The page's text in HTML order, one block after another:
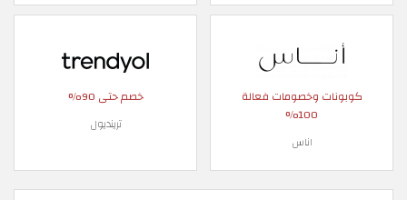
كوبونات وخصومات فعالة
100%
اناس
خصم حتى 90%
ترينديول